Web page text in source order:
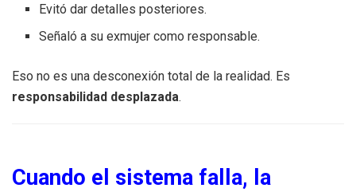
Evitó dar detalles posteriores.
Señaló a su exmujer como responsable.
Eso no es una desconexión total de la realidad. Es
responsabilidad desplazada.
Cuando el sistema falla, la